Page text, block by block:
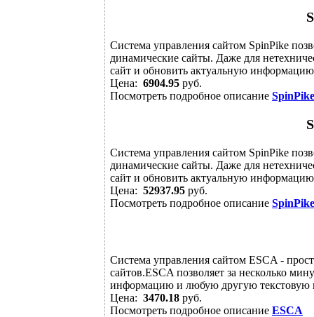
Система управления сайтом SpinPike
динамические сайты. Даже для
сайт и обновить актуальную
Цена: 6904.95 руб.
Посмотреть подробное описание
Система управления сайтом SpinPike
динамические сайты. Даже для
сайт и обновить актуальную
Цена: 52937.95 руб.
Посмотреть подробное описание
Система управления сайтом ESCA -
сайтов.ESCA позволяет за несколько
информацию и любую другую
Цена: 3470.18 руб.
Посмотреть подробное описание ESCA